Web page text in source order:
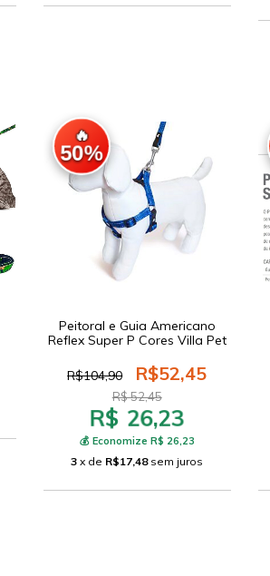
🔥
50%
Peitoral e Guia Americano
Reflex Super P Cores Villa Pet
R$104,90 R$52,45
R$ 52,45
R$ 26,23
💰 Economize R$ 26,23
3 x de R$17,48 sem juros